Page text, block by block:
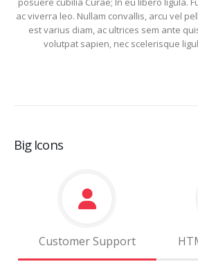
ac viverra leo. Nullam convallis, arcu vel
est varius diam, ac ultrices sem ante
volutpat sapien, nec scelerisque
Big Icons
Customer Support